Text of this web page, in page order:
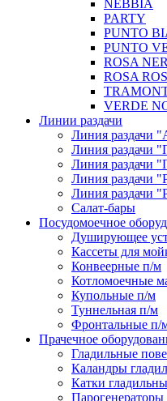
NEBBIA
PARTY
PUNTO
PUNTO
ROSA
ROSA
VERDE
Линии раздачи
Линия раздачи
Линия
Линия раздачи
Линия раздачи
Линия раздачи
Салат-бары
Посудомоечное
Душирующее
Кассеты для
Конвеерные п/м
Котломоечные
Купольные п/м
Туннельная п/м
Фронтальные п/
Прачечное
Гладильные
Каландры
Катки
Парогенераторы